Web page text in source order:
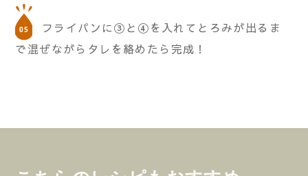
フライパンに③と④を入れてとろみが出るま
で混ぜながらタレを絡めたら完成！